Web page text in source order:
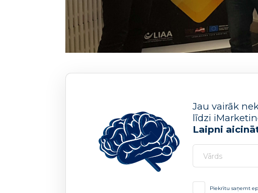
Jau vairāk
līdzi
Laipni
Piekrītu saņemt